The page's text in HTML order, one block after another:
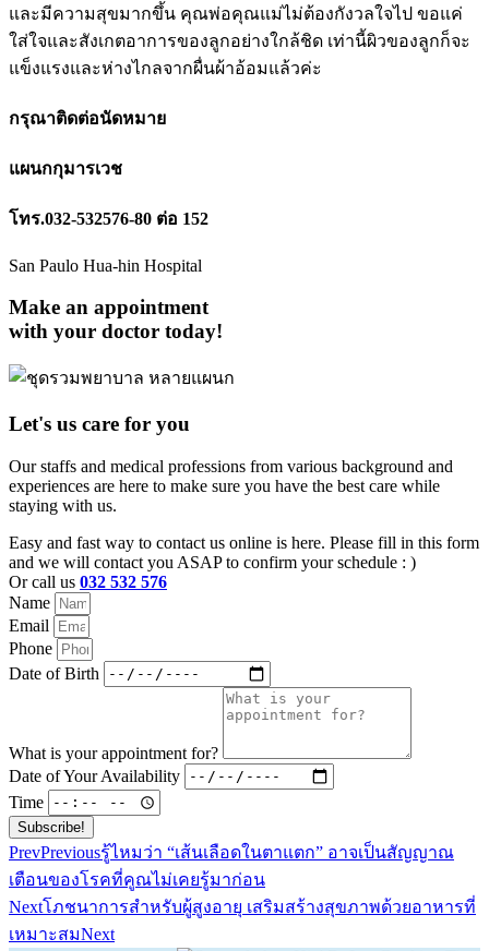
และมีความสุขมากขึ้น คุณพ่อคุณแม่ไม่ต้องกังวลใจไป ขอแค่
ใส่ใจและสังเกตอาการของลูกอย่างใกล้ชิด เท่านี้ผิวของลูกก็จะ
แข็งแรงและห่างไกลจากผื่นผ้าอ้อมแล้วค่ะ
กรุณาติดต่อนัดหมาย
แผนกกุมารเวช
โทร.032-532576-80 ต่อ 152
San Paulo Hua-hin Hospital
Make an appointment
with your doctor today!
Let's us care for you
Our staffs and medical professions from various background and
experiences are here to make sure you have the best care while
staying with us.
Easy and fast way to contact us online is here. Please fill in this form
and we will contact you ASAP to confirm your schedule : )
Or call us 032 532 576
Name
Email
Phone
Date of Birth
What is your appointment for?
Date of Your Availability
Time
Subscribe!
PrevPreviousรู้ไหมว่า “เส้นเลือดในตาแตก” อาจเป็นสัญญาณ
เตือนของโรคที่คูณไม่เคยรู้มาก่อน
Nextโภชนาการสำหรับผู้สูงอายุ เสริมสร้างสุขภาพด้วยอาหารที่
เหมาะสมNext